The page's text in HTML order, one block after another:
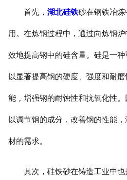
首先， 湖北硅铁砂在钢铁冶
用。在炼钢过程中，通过向炼钢
效地提高钢中的硅含量。硅是一
以显著提高钢的硬度、强度和耐
能，增强钢的耐蚀性和抗氧化性
以调节钢的成分，改善钢的性能
材的需求。
其次，硅铁砂在铸造工业中也